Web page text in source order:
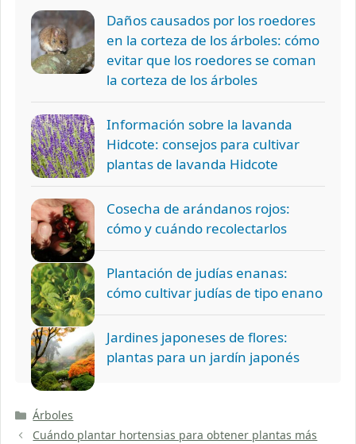
Daños causados por los roedores
en la corteza de los árboles: cómo
evitar que los roedores se coman
la corteza de los árboles
Información sobre la lavanda
Hidcote: consejos para cultivar
plantas de lavanda Hidcote
Cosecha de arándanos rojos:
cómo y cuándo recolectarlos
Plantación de judías enanas:
cómo cultivar judías de tipo enano
Jardines japoneses de flores:
plantas para un jardín japonés
Categorías
Árboles
Cuándo plantar hortensias para obtener plantas más